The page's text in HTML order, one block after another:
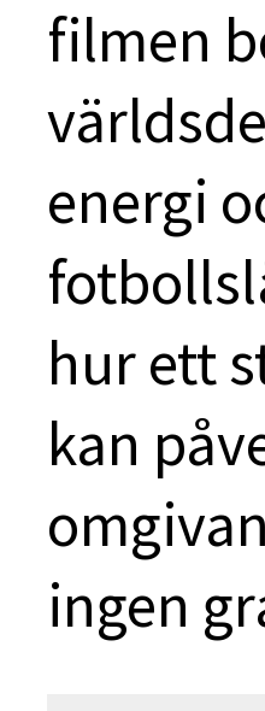
filmen
energi
hur ett
kan
ingen